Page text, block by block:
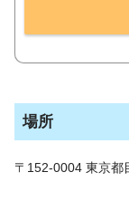
場所
〒152-0004 東京都